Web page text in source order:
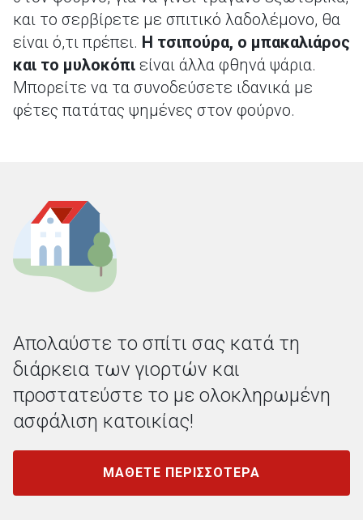
και το σερβίρετε με σπιτικό λαδολέμονο, θα
είναι ό,τι πρέπει. Η τσιπούρα, ο μπακαλιάρος
και το μυλοκόπι είναι άλλα φθηνά ψάρια.
Μπορείτε να τα συνοδεύσετε ιδανικά με
φέτες πατάτας ψημένες στον φούρνο.
Απολαύστε το σπίτι σας κατά τη
διάρκεια των γιορτών και
προστατεύστε το με ολοκληρωμένη
ασφάλιση κατοικίας!
ΜΑΘΕΤΕ ΠΕΡΙΣΣΟΤΕΡΑ